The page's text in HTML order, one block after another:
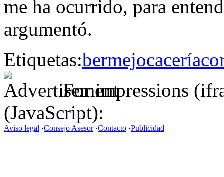
me ha ocurrido, para
argumentó.
Etiquetas:bermejocacería
For impressions
(JavaScript):
Aviso legal ·Consejo Asesor·Contacto ·Publicidad